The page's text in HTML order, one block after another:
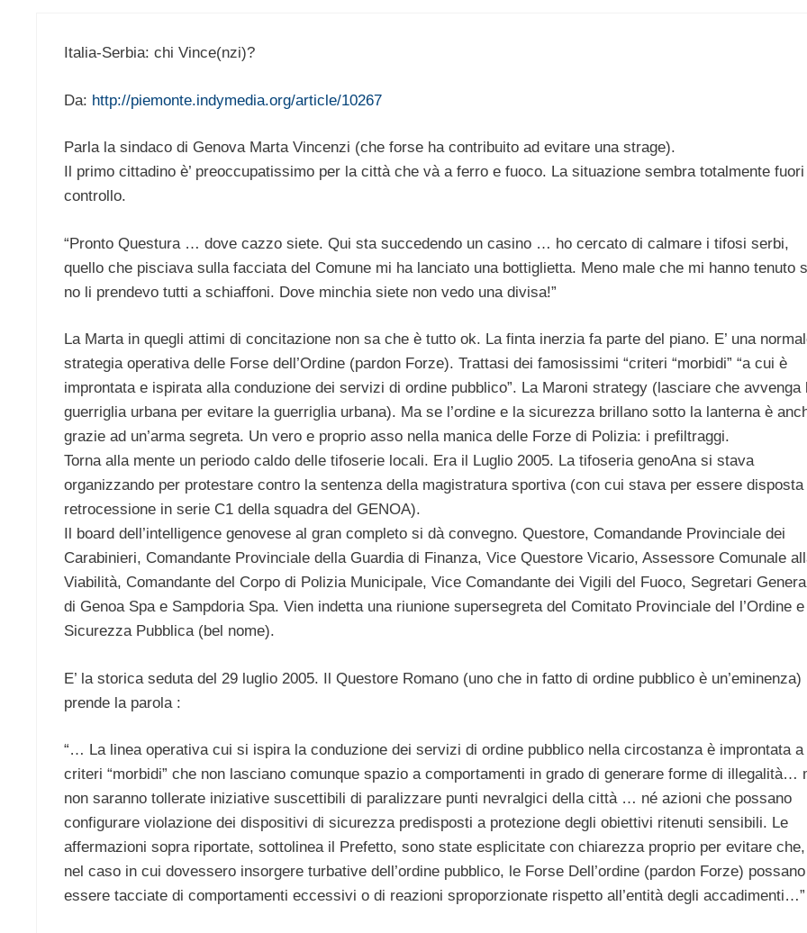
Italia-Serbia: chi Vince(nzi)?
Da: http://piemonte.indymedia.org/article/10267
Parla la sindaco di Genova Marta Vincenzi (che forse ha contribuito ad evitare una strage).
Il primo cittadino è’ preoccupatissimo per la città che và a ferro e fuoco. La situazione sembra totalmente fuori
controllo.
“Pronto Questura … dove cazzo siete. Qui sta succedendo un casino … ho cercato di calmare i tifosi serbi,
quello che pisciava sulla facciata del Comune mi ha lanciato una bottiglietta. Meno male che mi hanno tenuto
no li prendevo tutti a schiaffoni. Dove minchia siete non vedo una divisa!”
La Marta in quegli attimi di concitazione non sa che è tutto ok. La finta inerzia fa parte del piano. E’ una
strategia operativa delle Forse dell’Ordine (pardon Forze). Trattasi dei famosissimi “criteri “morbidi” “a cui è
improntata e ispirata alla conduzione dei servizi di ordine pubblico”. La Maroni strategy (lasciare che avvenga
guerriglia urbana per evitare la guerriglia urbana). Ma se l’ordine e la sicurezza brillano sotto la lanterna è
grazie ad un’arma segreta. Un vero e proprio asso nella manica delle Forze di Polizia: i prefiltraggi.
Torna alla mente un periodo caldo delle tifoserie locali. Era il Luglio 2005. La tifoseria genoAna si stava
organizzando per protestare contro la sentenza della magistratura sportiva (con cui stava per essere disposta
retrocessione in serie C1 della squadra del GENOA).
Il board dell’intelligence genovese al gran completo si dà convegno. Questore, Comandande Provinciale dei
Carabinieri, Comandante Provinciale della Guardia di Finanza, Vice Questore Vicario, Assessore Comunale
Viabilità, Comandante del Corpo di Polizia Municipale, Vice Comandante dei Vigili del Fuoco, Segretari
di Genoa Spa e Sampdoria Spa. Vien indetta una riunione supersegreta del Comitato Provinciale del l’Ordine
Sicurezza Pubblica (bel nome).
E’ la storica seduta del 29 luglio 2005. Il Questore Romano (uno che in fatto di ordine pubblico è un’eminenza)
prende la parola :
“… La linea operativa cui si ispira la conduzione dei servizi di ordine pubblico nella circostanza è improntata a
criteri “morbidi” che non lasciano comunque spazio a comportamenti in grado di generare forme di illegalità…
non saranno tollerate iniziative suscettibili di paralizzare punti nevralgici della città … né azioni che possano
configurare violazione dei dispositivi di sicurezza predisposti a protezione degli obiettivi ritenuti sensibili. Le
affermazioni sopra riportate, sottolinea il Prefetto, sono state esplicitate con chiarezza proprio per evitare che,
nel caso in cui dovessero insorgere turbative dell’ordine pubblico, le Forse Dell’ordine (pardon Forze) possano
essere tacciate di comportamenti eccessivi o di reazioni sproporzionate rispetto all’entità degli accadimenti…”